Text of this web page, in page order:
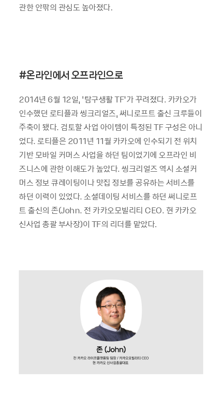
관한 안팎의 관심도 높아졌다.
#온라인에서 오프라인으로
2014년 6월 12일, ‘탐구생활 TF’가 꾸려졌다. 카카오가
인수했던 로티플과 씽크리얼즈, 써니로프트 출신 크루들이
주축이 됐다. 검토할 사업 아이템이 특정된 TF 구성은 아니
었다. 로티플은 2011년 11월 카카오에 인수되기 전 위치
기반 모바일 커머스 사업을 하던 팀이었기에 오프라인 비
즈니스에 관한 이해도가 높았다. 씽크리얼즈 역시 소셜커
머스 정보 큐레이팅이나 맛집 정보를 공유하는 서비스를
하던 이력이 있었다. 소셜데이팅 서비스를 하던 써니로프
트 출신의 존(John. 전 카카오모빌리티 CEO. 현 카카오
신사업 총괄 부사장)이 TF의 리더를 맡았다.